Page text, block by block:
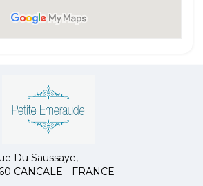
Du Saussaye,
CANCALE - FRANCE